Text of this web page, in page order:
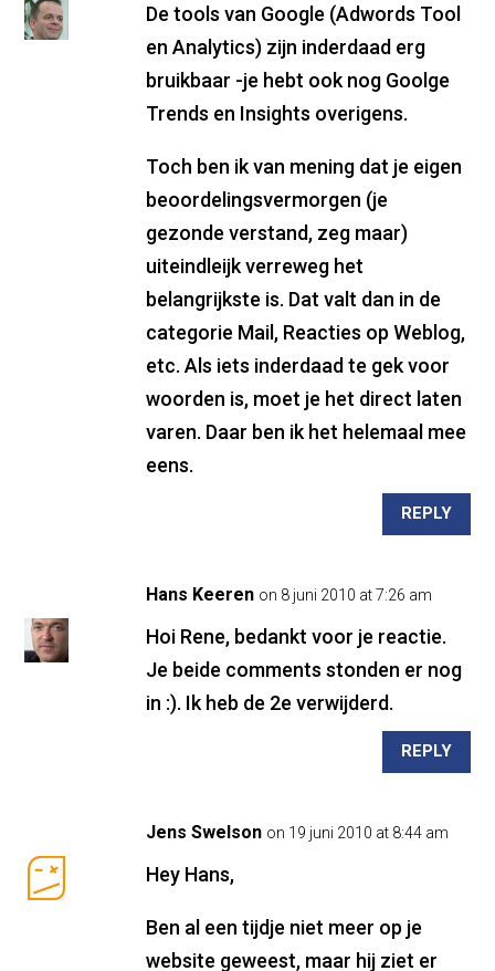
De tools van Google (Adwords Tool
en Analytics) zijn inderdaad erg
bruikbaar -je hebt ook nog Goolge
Trends en Insights overigens.
Toch ben ik van mening dat je eigen
beoordelingsvermorgen (je
gezonde verstand, zeg maar)
uiteindleijk verreweg het
belangrijkste is. Dat valt dan in de
categorie Mail, Reacties op Weblog,
etc. Als iets inderdaad te gek voor
woorden is, moet je het direct laten
varen. Daar ben ik het helemaal mee
eens.
REPLY
Hans Keeren on 8 juni 2010 at 7:26 am
Hoi Rene, bedankt voor je reactie.
Je beide comments stonden er nog
in :). Ik heb de 2e verwijderd.
REPLY
Jens Swelson on 19 juni 2010 at 8:44 am
Hey Hans,
Ben al een tijdje niet meer op je
website geweest, maar hij ziet er